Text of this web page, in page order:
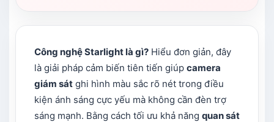
Công nghệ Starlight là gì? Hiểu đơn giản, đây
là giải pháp cảm biến tiên tiến giúp camera
giám sát ghi hình màu sắc rõ nét trong điều
kiện ánh sáng cực yếu mà không cần đèn trợ
sáng mạnh. Bằng cách tối ưu khả năng quan sát